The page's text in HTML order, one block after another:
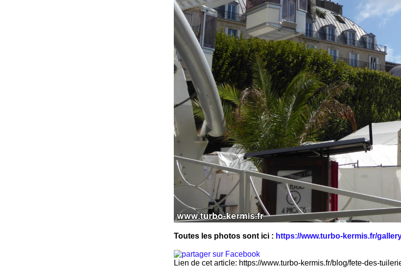
Toutes les photos sont ici : https://www.turbo-kermis.fr/
Lien de cet article: https://www.turbo-kermis.fr/blog/fete-des-